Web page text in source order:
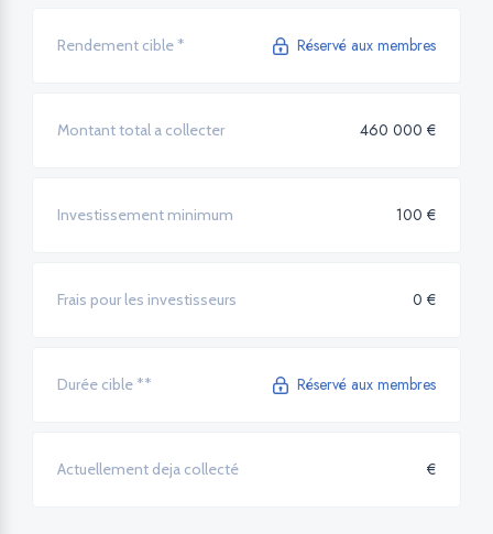
Rendement cible * Réservé aux membres
Montant total a collecter 460 000 €
Investissement minimum 100 €
Frais pour les investisseurs 0 €
Durée cible ** Réservé aux membres
Actuellement deja collecté €